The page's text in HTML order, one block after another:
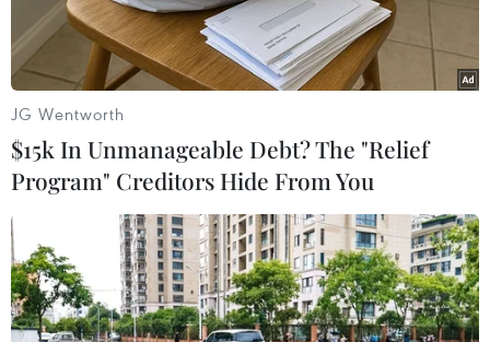
đen.
JG Wentworth
$15k In Unmanageable Debt? The "Relief
Program" Creditors Hide From You